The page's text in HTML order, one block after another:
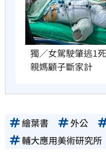
獨／女駕駛肇逃1
親媽顧子斷家計
繪葉書 外公
輔大應用美術研究所